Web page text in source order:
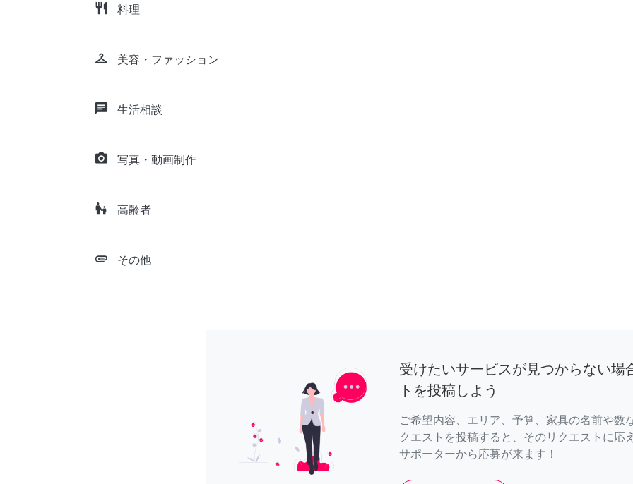
restaurant 料理
checkroom 美容・ファッション
chat 生活相談
camera_alt 写真・動画制作
escalator_warning 高齢者
attachment その他
受けたいサービスが見つからない場
トを投稿しよう
ご希望内容、エリア、予算、家具の名前や数
クエストを投稿すると、そのリクエストに応
サポーターから応募が来ます！